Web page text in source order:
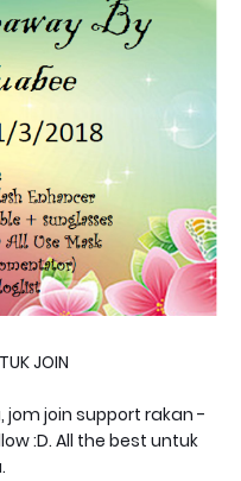
JOIN
join support rakan -
:D. All the best untuk